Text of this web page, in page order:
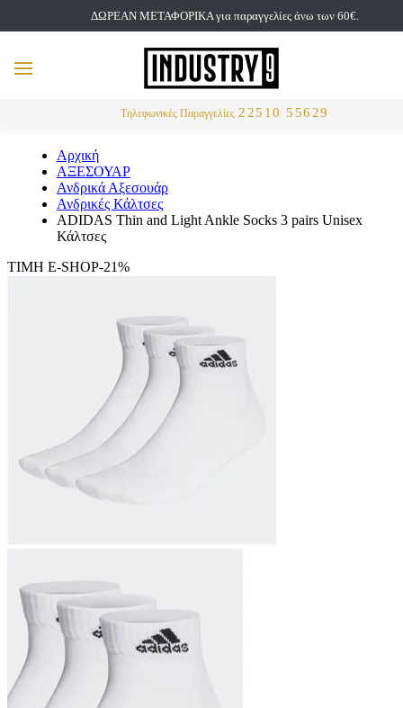
ΔΩΡΕΑΝ ΜΕΤΑΦΟΡΙΚΑ για παραγγελίες άνω των 60€.
Τηλεφωνικές Παραγγελίες 22510 55629
MENU
Αρχική
ΑΞΕΣΟΥΑΡ
Ανδρικά Αξεσουάρ
Ανδρικές Κάλτσες
ADIDAS Thin and Light Ankle Socks 3 pairs Unisex
Κάλτσες
ΤΙΜΗ E-SHOP-21%